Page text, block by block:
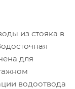
из стояка в
для
водоотвода